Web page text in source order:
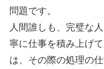
問題です。
人間誰しも、完璧な
寧に仕事を積み上げ
は、その際の処理の